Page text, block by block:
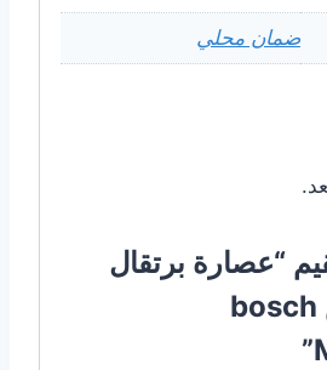
ضمان محلي
“عصارة برتقال
كهربائية بوش bosch